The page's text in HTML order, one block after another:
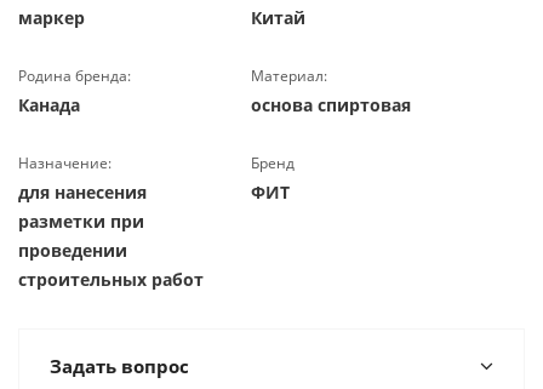
маркер Китай
Родина бренда:
Канада
Материал:
основа спиртовая
Назначение:
для нанесения
разметки при
проведении
строительных работ
Бренд
ФИТ
Задать вопрос